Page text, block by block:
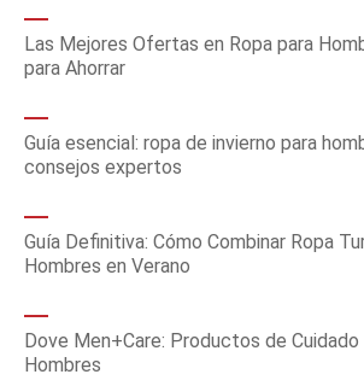
Las Mejores Ofertas en Ropa para
para Ahorrar
Guía esencial: ropa de invierno para
consejos expertos
Guía Definitiva: Cómo Combinar Ropa
Hombres en Verano
Dove Men+Care: Productos de
Hombres